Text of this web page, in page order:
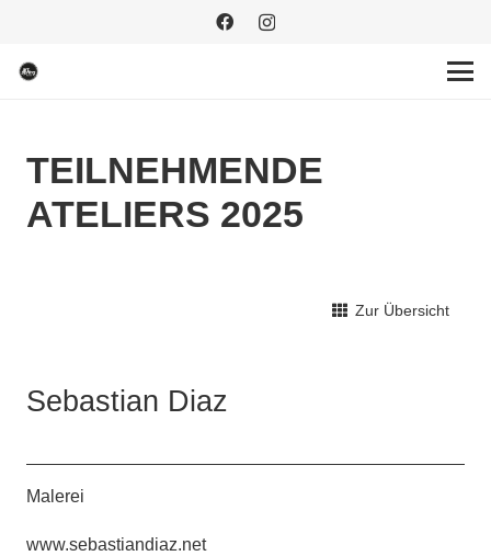
TEILNEHMENDE
ATELIERS 2025
Zur Übersicht
Sebastian Diaz
Malerei
www.sebastiandiaz.net